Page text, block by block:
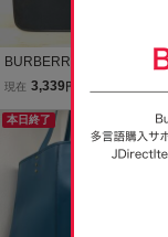
BURBERRY バーバリー
ビジネスバッグ/ブリーフ
ート A4収納可 メンズ/レ
ディース[OG00257]
現在 3,339 円
本日終了